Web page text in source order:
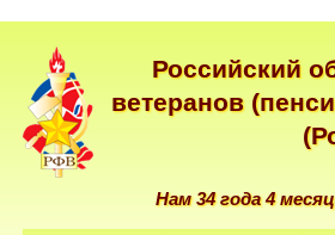
Российский
ветеранов
Нам 34 года 4